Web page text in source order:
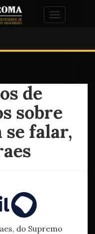
Alternar
de
sobre
se falar,
do Supremo